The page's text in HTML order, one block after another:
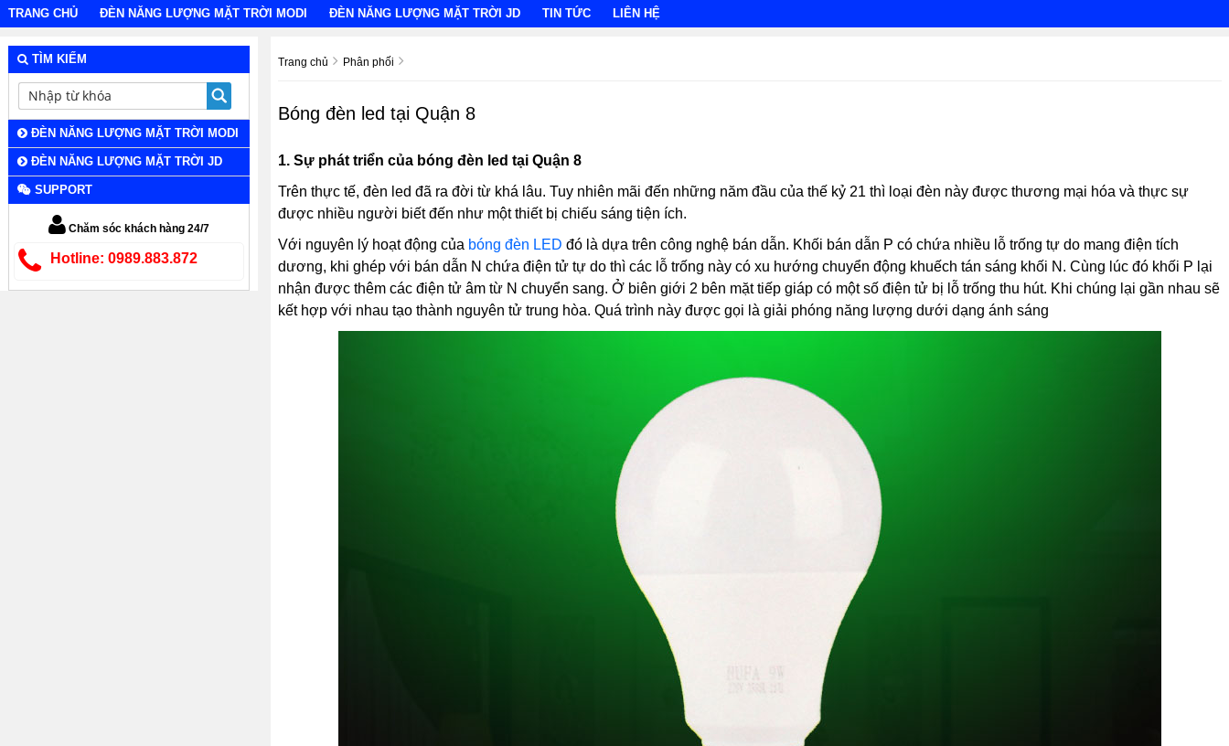
TRANG CHỦ ĐÈN NĂNG LƯỢNG MẶT TRỜI MODI ĐÈN NĂNG LƯỢNG MẶT TRỜI JD TIN TỨC LIÊN HỆ
Trang chủ Phân phối
Bóng đèn led tại Quận 8
1. Sự phát triển của bóng đèn led tại Quận 8
Trên thực tế, đèn led đã ra đời từ khá lâu. Tuy nhiên mãi đến những năm đầu của thế kỷ 21 thì loại đèn này được thương mại hóa và thực sự
được nhiều người biết đến như một thiết bị chiếu sáng tiện ích.
Với nguyên lý hoạt động của bóng đèn LED đó là dựa trên công nghệ bán dẫn. Khối bán dẫn P có chứa nhiều lỗ trống tự do mang điện tích
dương, khi ghép với bán dẫn N chứa điện tử tự do thì các lỗ trống này có xu hướng chuyển động khuếch tán sáng khối N. Cùng lúc đó khối P lại
nhận được thêm các điện tử âm từ N chuyển sang. Ở biên giới 2 bên mặt tiếp giáp có một số điện tử bị lỗ trống thu hút. Khi chúng lại gần nhau sẽ
kết hợp với nhau tạo thành nguyên tử trung hòa. Quá trình này được gọi là giải phóng năng lượng dưới dạng ánh sáng
TÌM KIẾM
ĐÈN NĂNG LƯỢNG MẶT TRỜI MODI
ĐÈN NĂNG LƯỢNG MẶT TRỜI JD
SUPPORT
Chăm sóc khách hàng 24/7
Hotline: 0989.883.872